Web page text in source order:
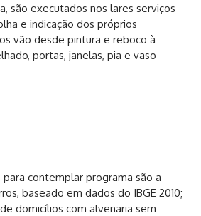
são executados nos lares serviços
e indicação dos próprios
vão desde pintura e reboco à
portas, janelas, pia e vaso
contemplar programa são a
baseado em dados do IBGE 2010;
domicílios com alvenaria sem